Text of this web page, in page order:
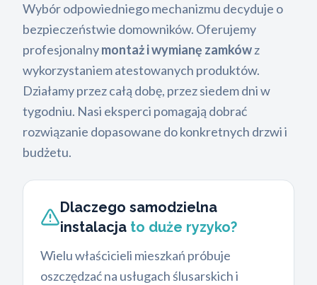
Wybór odpowiedniego mechanizmu decyduje o
bezpieczeństwie domowników. Oferujemy
profesjonalnymontaż i wymianę zamkówz
wykorzystaniem atestowanych produktów.
Działamy przez całą dobę, przez siedem dni w
tygodniu. Nasi eksperci pomagają dobrać
rozwiązanie dopasowane do konkretnych drzwi i
budżetu.
Dlaczego samodzielna
instalacja to duże ryzyko?
Wielu właścicieli mieszkań próbuje
oszczędzać na usługach ślusarskich i